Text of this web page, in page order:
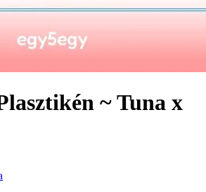
~ Tuna x